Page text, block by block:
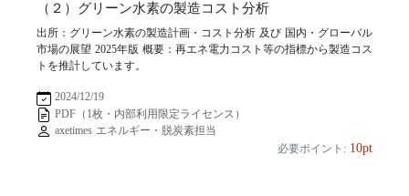
（２）グリーン水素の製造コスト分析
出所：グリーン水素の製造計画・コスト分析 及び 国内・グローバル
市場の展望 2025年版 概要：再エネ電力コスト等の指標から製造コス
トを推計しています。
2024/12/19
PDF（1枚・内部利用限定ライセンス）
axetimes エネルギー・脱炭素担当
必要ポイント: 10pt